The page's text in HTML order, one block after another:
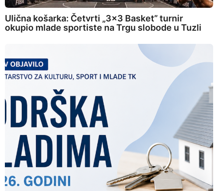
Ulična košarka: Četvrti „3×3 Basket” turnir
okupio mlade sportiste na Trgu slobode u Tuzli